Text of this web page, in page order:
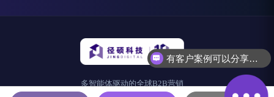
多智能体驱动的全球B2B营销
可以介绍下产品功能吗？